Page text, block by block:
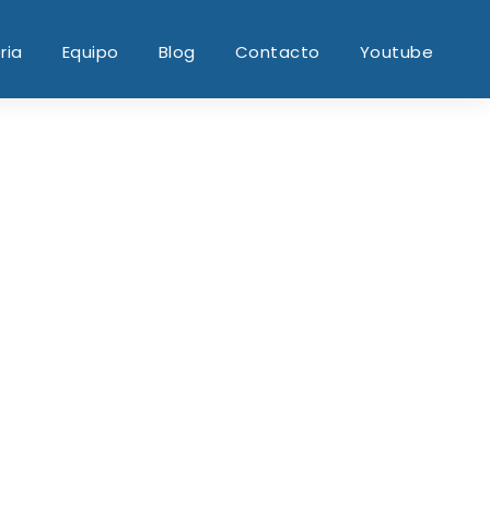
Equipo Blog Contacto Youtube